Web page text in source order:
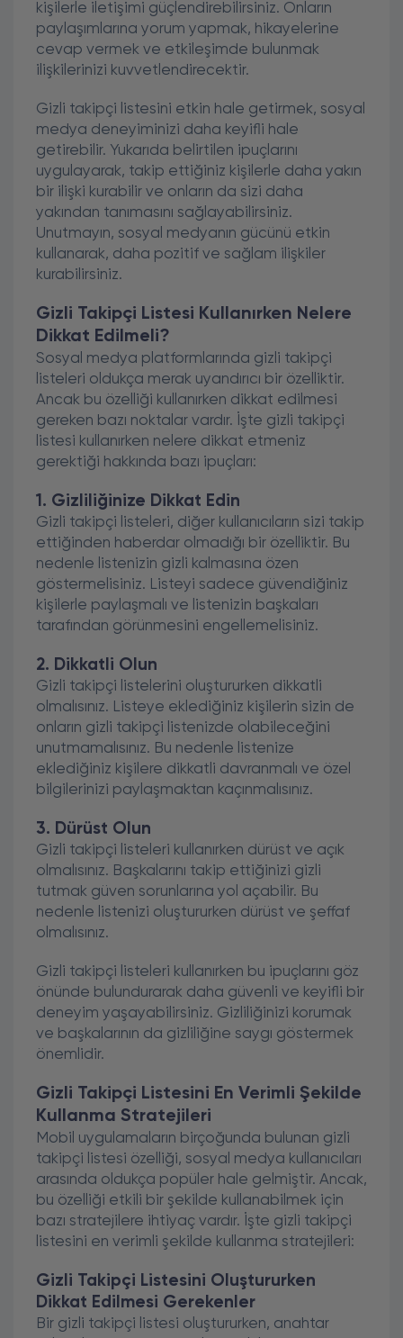
kişilerle iletişimi güçlendirebilirsiniz. Onların
paylaşımlarına yorum yapmak, hikayelerine
cevap vermek ve etkileşimde bulunmak
ilişkilerinizi kuvvetlendirecektir.
Gizli takipçi listesini etkin hale getirmek, sosyal
medya deneyiminizi daha keyifli hale
getirebilir. Yukarıda belirtilen ipuçlarını
uygulayarak, takip ettiğiniz kişilerle daha yakın
bir ilişki kurabilir ve onların da sizi daha
yakından tanımasını sağlayabilirsiniz.
Unutmayın, sosyal medyanın gücünü etkin
kullanarak, daha pozitif ve sağlam ilişkiler
kurabilirsiniz.
Gizli Takipçi Listesi Kullanırken Nelere
Dikkat Edilmeli?
Sosyal medya platformlarında gizli takipçi
listeleri oldukça merak uyandırıcı bir özelliktir.
Ancak bu özelliği kullanırken dikkat edilmesi
gereken bazı noktalar vardır. İşte gizli takipçi
listesi kullanırken nelere dikkat etmeniz
gerektiği hakkında bazı ipuçları:
1. Gizliliğinize Dikkat Edin
Gizli takipçi listeleri, diğer kullanıcıların sizi takip
ettiğinden haberdar olmadığı bir özelliktir. Bu
nedenle listenizin gizli kalmasına özen
göstermelisiniz. Listeyi sadece güvendiğiniz
kişilerle paylaşmalı ve listenizin başkaları
tarafından görünmesini engellemelisiniz.
2. Dikkatli Olun
Gizli takipçi listelerini oluştururken dikkatli
olmalısınız. Listeye eklediğiniz kişilerin sizin de
onların gizli takipçi listenizde olabileceğini
unutmamalısınız. Bu nedenle listenize
eklediğiniz kişilere dikkatli davranmalı ve özel
bilgilerinizi paylaşmaktan kaçınmalısınız.
3. Dürüst Olun
Gizli takipçi listeleri kullanırken dürüst ve açık
olmalısınız. Başkalarını takip ettiğinizi gizli
tutmak güven sorunlarına yol açabilir. Bu
nedenle listenizi oluştururken dürüst ve şeffaf
olmalısınız.
Gizli takipçi listeleri kullanırken bu ipuçlarını göz
önünde bulundurarak daha güvenli ve keyifli bir
deneyim yaşayabilirsiniz. Gizliliğinizi korumak
ve başkalarının da gizliliğine saygı göstermek
önemlidir.
Gizli Takipçi Listesini En Verimli Şekilde
Kullanma Stratejileri
Mobil uygulamaların birçoğunda bulunan gizli
takipçi listesi özelliği, sosyal medya kullanıcıları
arasında oldukça popüler hale gelmiştir. Ancak,
bu özelliği etkili bir şekilde kullanabilmek için
bazı stratejilere ihtiyaç vardır. İşte gizli takipçi
listesini en verimli şekilde kullanma stratejileri:
Gizli Takipçi Listesini Oluştururken
Dikkat Edilmesi Gerekenler
Bir gizli takipçi listesi oluştururken, anahtar